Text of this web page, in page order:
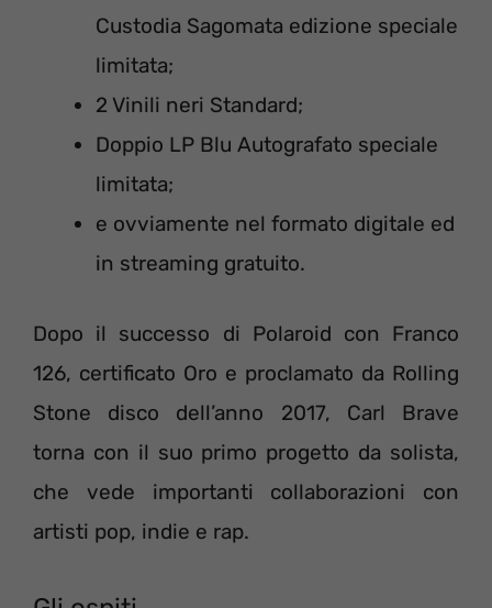
Custodia Sagomata edizione speciale
limitata;
2 Vinili neri Standard;
Doppio LP Blu Autografato speciale
limitata;
e ovviamente nel formato digitale ed
in streaming gratuito.
Dopo il successo di Polaroid con Franco
126, certificato Oro e proclamato da Rolling
Stone disco dell’anno 2017, Carl Brave
torna con il suo primo progetto da solista,
che vede importanti collaborazioni con
artisti pop, indie e rap.